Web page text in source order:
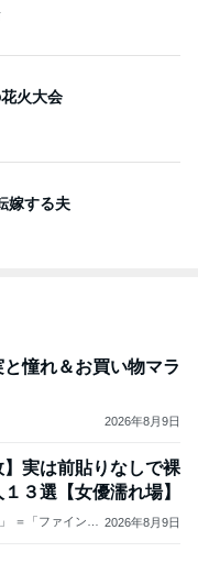
火大会
嫁する夫
憧れ＆お買い物マラ
2026年8月9日
実は前貼りなしで裸
３選【女優濡れ場】
2026年8月9日